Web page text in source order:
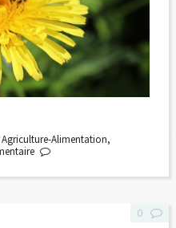
Agriculture-Alimentation,
0